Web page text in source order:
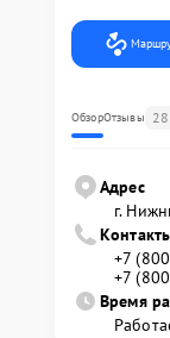
ОбзорОтзывы
Адрес
г.
+7
+7
Время